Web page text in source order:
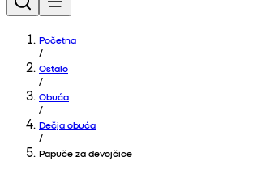
Početna
/
Ostalo
/
Obuća
/
Dečja obuća
/
Papuče za devojčice